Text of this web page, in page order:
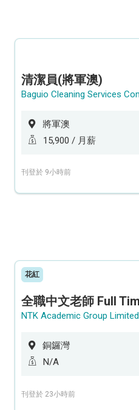
清潔員(將軍澳)
將軍澳
15,900 / 月薪
刊登於 9小時前
花紅
NTK Academic Group Limited
銅鑼灣
N/A
刊登於 23小時前